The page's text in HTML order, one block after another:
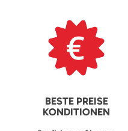
BESTE PREISE
KONDITIONEN